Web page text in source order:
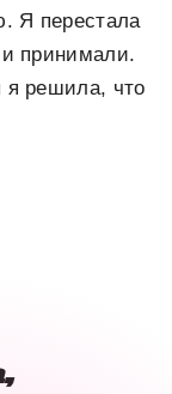
Я перестала
принимали.
я решила, что